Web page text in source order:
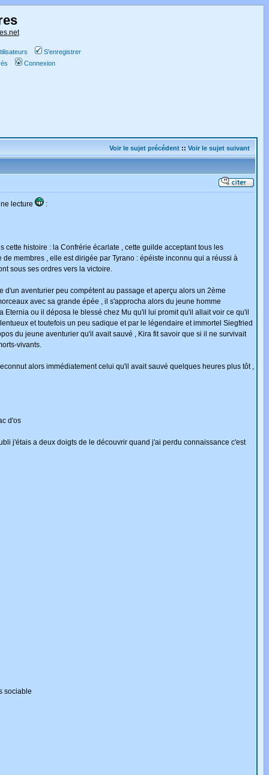
S'enregistrer
Connexion
Voir le sujet précédent :: Voir le sujet suivant
lecture :
histoire : la Confrérie écarlate , cette guilde acceptant tous les
membres , elle est dirigée par Tyrano : épéiste inconnu qui a réussi à
sous ses ordres vers la victoire.
aventurier peu compétent au passage et aperçu alors un 2ème
avec sa grande épée , il s'approcha alors du jeune homme
ou il déposa le blessé chez Mu qu'il lui promit qu'il allait voir ce qu'il
et toutefois un peu sadique et par le légendaire et immortel Siegfried
du jeune aventurier qu'il avait sauvé , Kira fit savoir que si il ne survivait
vivants.
alors immédiatement celui qu'il avait sauvé quelques heures plus tôt ,
d'os
j'étais a deux doigts de le découvrir quand j'ai perdu connaissance c'est
sociable